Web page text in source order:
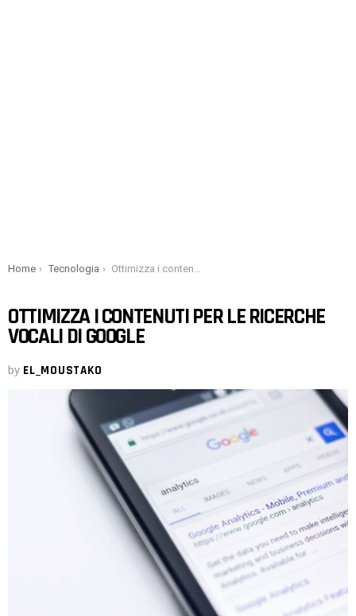
You are here:
Home Tecnologia Ottimizza i contenuti per le ricerche vocali di Google
OTTIMIZZA I CONTENUTI PER LE RICERCHE
VOCALI DI GOOGLE
by EL_MOUSTAKO